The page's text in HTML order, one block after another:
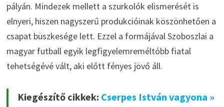
pályán. Mindezek mellett a szurkolók elismerését is
elnyeri, hiszen nagyszerű produkcióinak köszönhetően a
csapat büszkesége lett. Ezzel a formájával Szoboszlai a
magyar futball egyik legfigyelemreméltóbb fiatal
tehetségévé vált, aki előtt fényes jövő áll.
Kiegészítő cikkek: Cserpes István vagyona »